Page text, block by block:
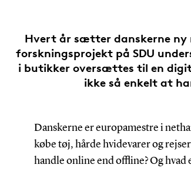
Hvert år sætter danskerne ny
forskningsprojekt på SDU
i butikker oversættes til en
ikke så enkelt at
Danskerne er europamestre i
købe tøj, hårde hvidevarer og
handle online end offline? Og